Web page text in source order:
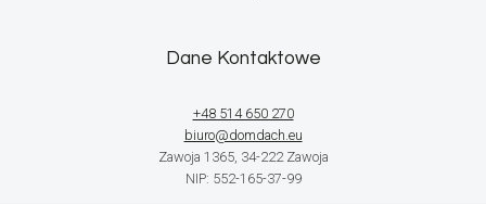
Dane Kontaktowe
+48 514 650 270
biuro@domdach.eu
Zawoja 1365, 34-222 Zawoja
NIP: 552-165-37-99